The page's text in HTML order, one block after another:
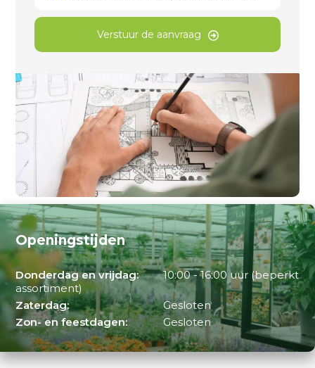
Verstuur de aanvraag
Openingstijden
Donderdag en vrijdag:
10:00 - 16:00 uur (beperkt
assortiment)
Zaterdag:
Gesloten
Zon- en feestdagen:
Gesloten